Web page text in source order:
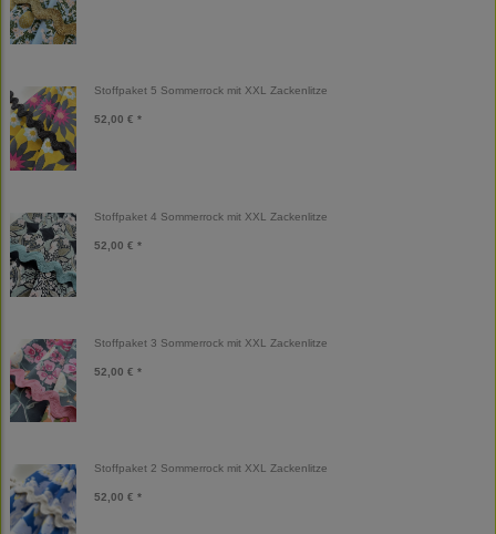
Stoffpaket 5 Sommerrock mit XXL Zackenlitze
52,00 € *
Stoffpaket 4 Sommerrock mit XXL Zackenlitze
52,00 € *
Stoffpaket 3 Sommerrock mit XXL Zackenlitze
52,00 € *
Stoffpaket 2 Sommerrock mit XXL Zackenlitze
52,00 € *